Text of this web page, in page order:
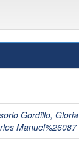
Gordillo, Gloria
Manuel%26087